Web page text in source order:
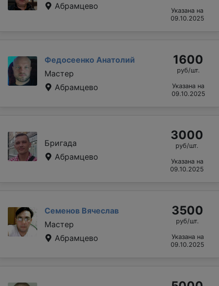
Абрамцево
Указана на
09.10.2025
Федосеенко Анатолий
Мастер
Абрамцево
1600
руб/шт.
Указана на
09.10.2025
Бригада
Абрамцево
3000
руб/шт.
Указана на
09.10.2025
Семенов Вячеслав
Мастер
Абрамцево
3500
руб/шт.
Указана на
09.10.2025